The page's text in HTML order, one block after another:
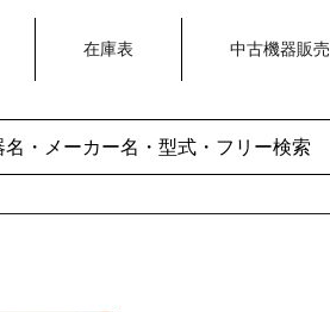
在庫表 中古機器販売